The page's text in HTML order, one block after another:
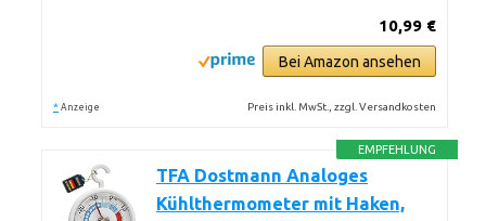
10,99 €
Bei Amazon ansehen
* Anzeige Preis inkl. MwSt., zzgl. Versandkosten
EMPFEHLUNG
TFA Dostmann Analoges
Kühlthermometer mit Haken,